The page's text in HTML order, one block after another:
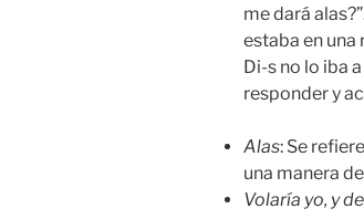
me dará
estaba en
Di-s no lo iba
responder y
Alas: Se
una manera
Volaría yo, y